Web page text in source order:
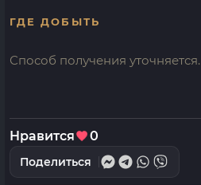
ГДЕ ДОБЫТЬ
Способ получения уточняется.
Нравится 0
Поделиться